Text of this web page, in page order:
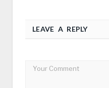
LEAVE A REPLY